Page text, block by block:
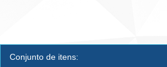
Conjunto de itens: